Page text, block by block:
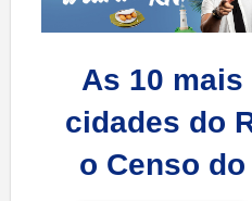
As 10
cidades do
o Censo